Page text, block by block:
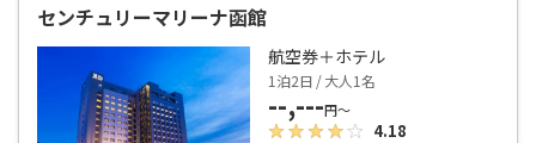
センチュリーマリーナ函館
航空券＋ホテル
1泊2日 / 大人1名
--,---円～
4.18